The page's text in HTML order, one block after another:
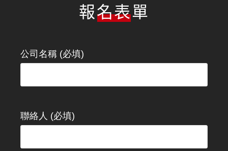
報名表單
公司名稱 (必填)
聯絡人 (必填)